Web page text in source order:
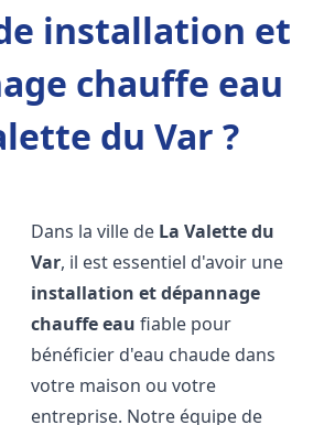
installation et
chauffe eau
du Var ?
Dans la ville de La Valette du
Var, il est essentiel d'avoir une
installation et dépannage
chauffe eau fiable pour
bénéficier d'eau chaude dans
votre maison ou votre
entreprise. Notre équipe de